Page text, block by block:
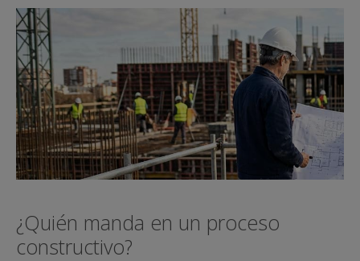
¿Quién manda en un proceso
constructivo?